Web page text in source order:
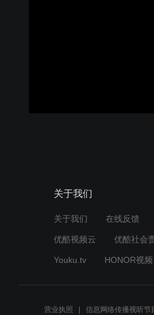
关于我们
关于我们 在线反馈
优酷视频云 优酷社会
Youku.tv HONOR视频
营业执照 信息网络传播视听